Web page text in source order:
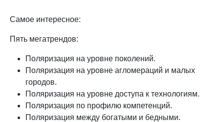
Самое интересное:
Пять мегатрендов:
Поляризация на уровне поколений.
Поляризация на уровне агломераций и малых
городов.
Поляризация на уровне доступа к технологиям.
Поляризация по профилю компетенций.
Поляризация между богатыми и бедными.